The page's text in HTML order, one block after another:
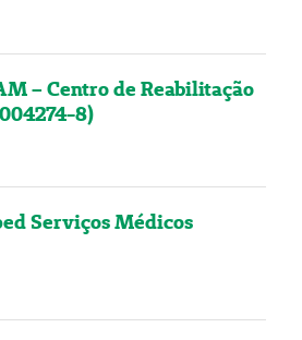
– Centro de Reabilitação
8)
Serviços Médicos